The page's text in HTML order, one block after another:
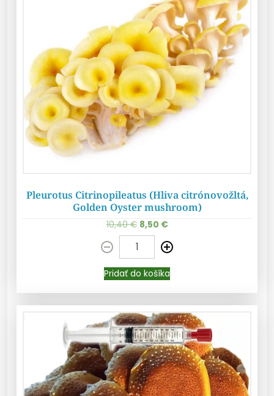
Pridať do košíka
Pleurotus Citrinopileatus (Hliva citrónovožltá,
Golden Oyster mushroom)
10,40€ 8,50 €
Pridať do košíka